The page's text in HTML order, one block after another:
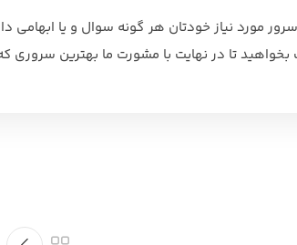
مورد نیاز خودتان هر گونه سوال و یا
بخواهید تا در نهایت با مشورت ما بهترین